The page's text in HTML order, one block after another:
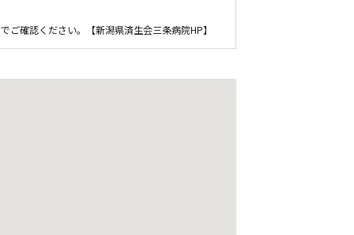
ご確認ください。【新潟県済生会三条病院HP】